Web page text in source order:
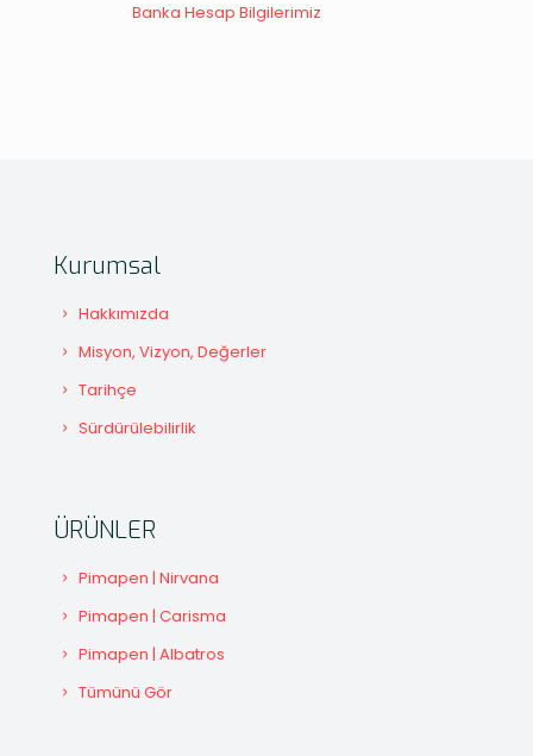
Banka Hesap Bilgilerimiz
Kurumsal
Hakkımızda
Misyon, Vizyon, Değerler
Tarihçe
Sürdürülebilirlik
ÜRÜNLER
Pimapen | Nirvana
Pimapen | Carisma
Pimapen | Albatros
Tümünü Gör